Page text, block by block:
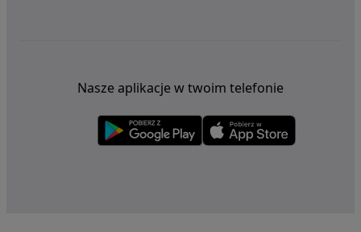
Nasze aplikacje w twoim telefonie